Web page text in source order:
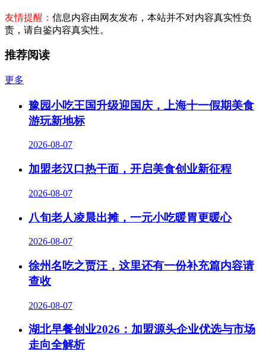
友情提醒： 信息内容由网友发布，本站并不对内容真实性负
责，请自鉴内容真实性。
推荐阅读
更多
豫园小吃王国升级迎国庆，上海十一假期美食
游玩新地标
2026-08-07
加盟老汉口热干面，开启美食创业新征程
2026-08-07
八旬老人凌晨出摊，一元小吃暖胃更暖心
2026-08-07
徐州名吃之贾汪，这里还有一份补充篇内容请
查收
2026-08-07
湖北早餐创业2026：加盟源头企业优选与市场
走向全解析